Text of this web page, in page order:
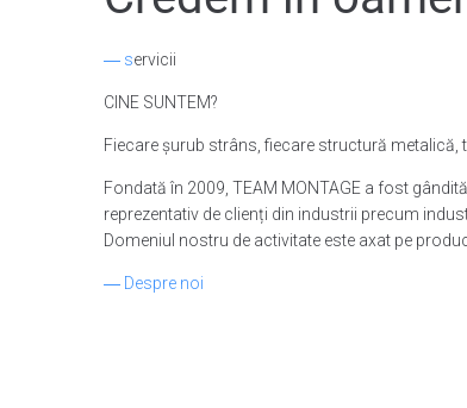
― servicii
CINE SUNTEM?
Fiecare șurub strâns, fiecare structură
Fondată în 2009, TEAM MONTAGE a fost
reprezentativ de clienți din industrii precum
Domeniul nostru de activitate este axat pe
― Despre noi